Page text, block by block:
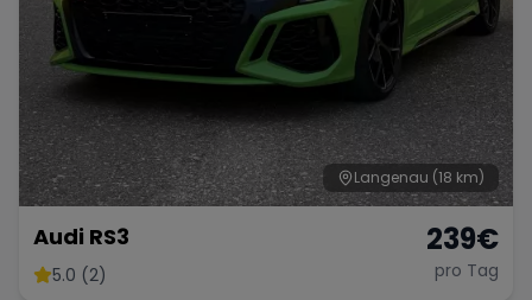
Chevrolet Dodge
Bentley Rolls Royce Aston Martin
Bugatti
Langenau (18 km)
Audi RS3
5.0 (2)
239€
pro Tag